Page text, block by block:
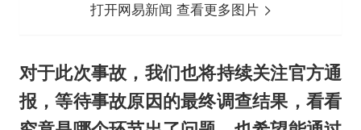
打开网易新闻 查看更多图片
对于此次事故，我们也将持续关注官方通
报，等待事故原因的最终调查结果，看看